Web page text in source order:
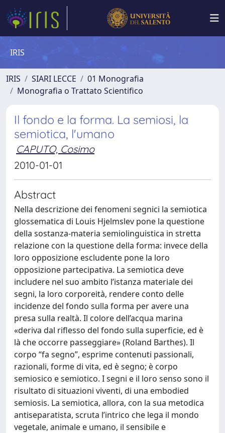
IRIS
IRIS SIARI LECCE
01 Monografia
Monografia o Trattato Scientifico
Il fondo e la forma. La semiosi, la
semiotica, l'umano
CAPUTO, Cosimo
2010-01-01
Abstract
Nella descrizione dei fenomeni segnici la semiotica
glossematica di Louis Hjelmslev pone la questione
della sostanza-materia semiolinguistica in stretta
relazione con la questione della forma: invece della
loro opposizione escludente pone la loro
opposizione partecipativa. La semiotica deve
includere nel suo ambito l’istanza materiale dei
segni, la loro corporeità, rendere conto delle
incidenze del fondo sulla forma per avere una
presa sulla realtà. Il colore dell’acqua marina
«deriva dal riflesso del fondo sulla superficie, ed è
là che occorre passeggiare» (Roland Barthes). Il
corpo “fa segno”, esprime contenuti passionali,
razionali, forme di vita, ed è segno; è corpo
semiosico e semiotico. I segni e il loro senso sono il
risultato di situazioni viventi, di una embodied
semiosis. La semiotica, allora, con la sua metodica
antiseparatista, scruta l’intrico che lega il mondo
vegetale, animale e umano, il sensibile e